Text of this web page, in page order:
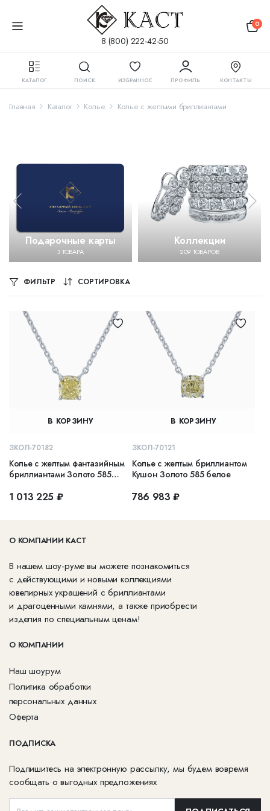
8 (800) 222-42-50
0
КАТАЛОГ ПОИСК ИЗБРАННОЕ ПРОФИЛЬ КОНТАКТЫ
Главная Каталог Колье Колье с желтыми бриллиантами
Подарочные карты
3 ТОВАРА
Коллекции
209 ТОВАРОВ
ФИЛЬТР СОРТИРОВКА
В КОРЗИНУ
ЗКОЛ-70182
Колье с желтым фантазийным
бриллиантами Золото 585
1 013 225 ₽
В КОРЗИНУ
ЗКОЛ-70121
Колье с желтым бриллиантом
Кушон Золото 585 белое
786 983 ₽
О КОМПАНИИ КАСТ
В нашем шоу-руме вы можете познакомиться
с действующими и новыми коллекциями
ювелирных украшений с бриллиантами
и драгоценными камнями, а также приобрести
изделия по специальным ценам!
О КОМПАНИИ
Наш шоурум
Политика обработки
персональных данных
Оферта
ПОДПИСКА
Подпишитесь на электронную рассылку, мы будем вовремя
сообщать о выгодных предложениях